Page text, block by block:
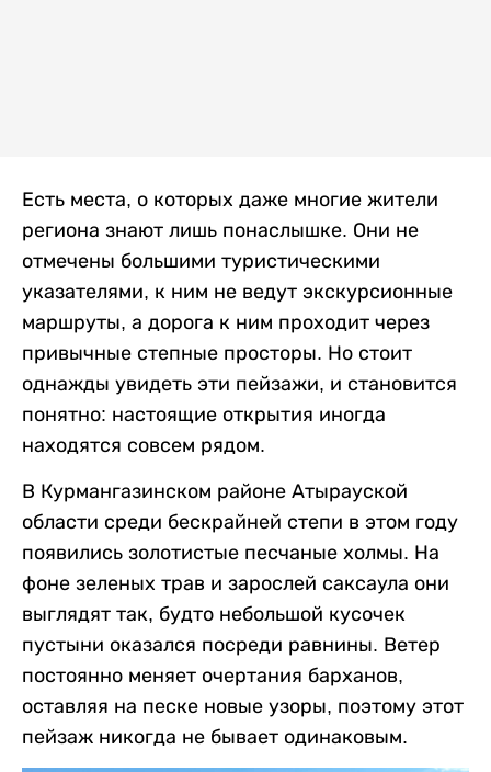
Есть места, о которых даже многие жители
региона знают лишь понаслышке. Они не
отмечены большими туристическими
указателями, к ним не ведут экскурсионные
маршруты, а дорога к ним проходит через
привычные степные просторы. Но стоит
однажды увидеть эти пейзажи, и становится
понятно: настоящие открытия иногда
находятся совсем рядом.
В Курмангазинском районе Атырауской
области среди бескрайней степи в этом году
появились золотистые песчаные холмы. На
фоне зеленых трав и зарослей саксаула они
выглядят так, будто небольшой кусочек
пустыни оказался посреди равнины. Ветер
постоянно меняет очертания барханов,
оставляя на песке новые узоры, поэтому этот
пейзаж никогда не бывает одинаковым.